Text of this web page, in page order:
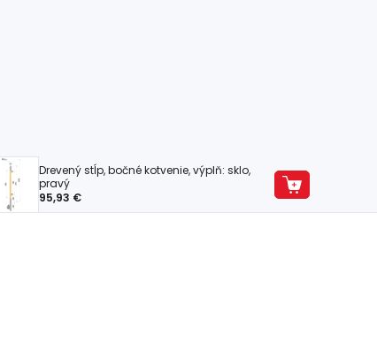
Drevený stĺp, bočné kotvenie, výplň: sklo,
pravý
95,93 €